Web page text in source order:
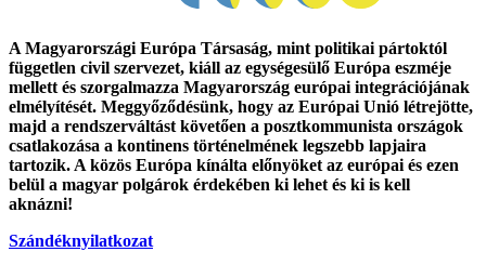
A Magyarországi Európa Társaság, mint politikai pártoktól
független civil szervezet, kiáll az egységesülő Európa eszméje
mellett és szorgalmazza Magyarország európai integrációjának
elmélyítését. Meggyőződésünk, hogy az Európai Unió létrejötte,
majd a rendszerváltást követően a posztkommunista országok
csatlakozása a kontinens történelmének legszebb lapjaira
tartozik. A közös Európa kínálta előnyöket az európai és ezen
belül a magyar polgárok érdekében ki lehet és ki is kell
aknázni!
Szándéknyilatkozat